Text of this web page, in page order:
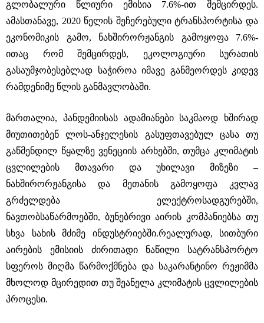
გლობალური წლიური ემისია 7.6%-ით შემცირდეს.
ამასთანავე, 2020 წელის შეჩერებული ტრანსპორტისა და
ეკონომიკის გამო, ნახშირორჟანგის გამოყოფა 7.6%-
ითაც რომ შემცირდეს, ეკოლოგიური სურათის
გასაუმჯობესებლად საჭიროა იმავე განმეორდეს კიდევ
რამდენიმე წლის განმავლობაში.
მართალია, პანდემიისას ადამიანები საკმაოდ ხშირად
მიუთითებენ ლოს-ანჯელესის გასუფთავებულ ცასა თუ
გაწმენდილ წყალზე ვენეციის არხებში, თუმცა კლიმატის
ცვლილების მთავარი და უხილავი მიზეზი –
ნახშირორჟანგისა და მეთანის გამოყოფა კვლავ
გრძელდება ელექტროსადგურებში,
ნავთობსაწარმოებში, ბუნებრივი აირის კომპანიებსა თუ
სხვა სახის მძიმე ინდუსტრიებში.რეალურად, სითბური
აირების ემისიის ძირითადი ნაწილი სატრანსპორტო
სფეროს მიღმა წარმოქმნება და საკარანტინო რეჟიმმა
მხოლოდ მცირედით თუ შეანელა კლიმატის ცვლილების
პროცესი.